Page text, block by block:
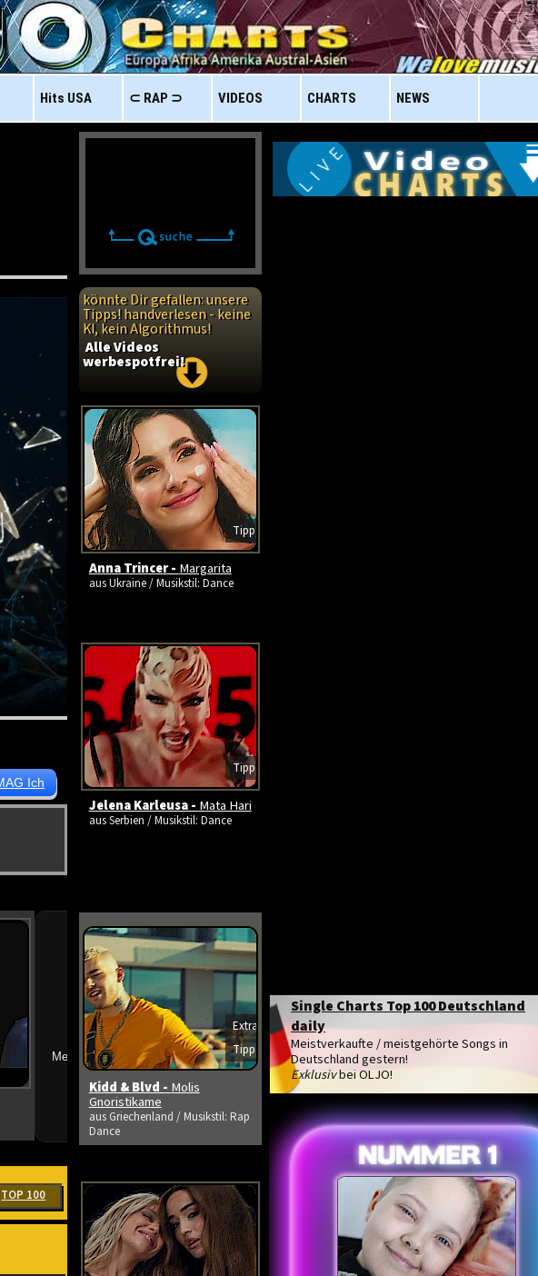
Hits USA ⊂ RAP ⊃ VIDEOS CHARTS NEWS
➔
Mehr neue Vids ansehen
TOP 100
Single Charts Top 100 Deutschland
daily
Meistverkaufte / meistgehörte Songs in
Deutschland gestern!
Exklusivbei OLJO!
könnte Dir gefallen: unsere
Tipps! handverlesen - keine
KI, kein Algorithmus!
Alle Videos
werbespotfrei!
Tipp
Anna Trincer - Margarita
aus Ukraine / Musikstil: Dance
Tipp
Jelena Karleusa - Mata Hari
aus Serbien / Musikstil: Dance
Extra
Tipp
Kidd & Blvd - Molis
Gnoristikame
aus Griechenland / Musikstil: Rap
Dance